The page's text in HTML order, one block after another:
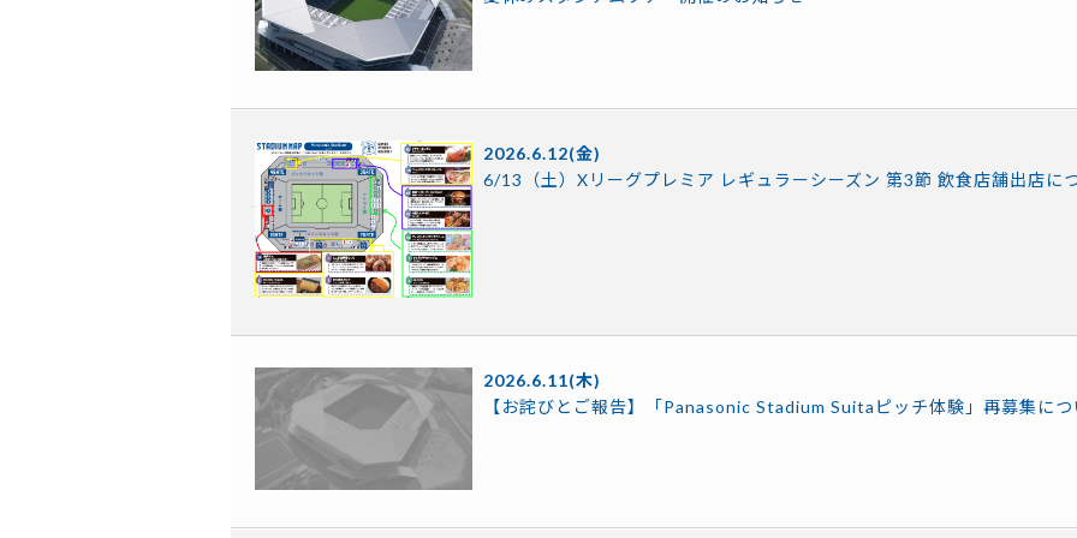
2026.6.12(金)
6/13（土）Xリーグプレミア レギュラーシーズン 第3節 飲食店舗出店に
2026.6.11(木)
【お詫びとご報告】「Panasonic Stadium Suitaピッチ体験」再募集につ